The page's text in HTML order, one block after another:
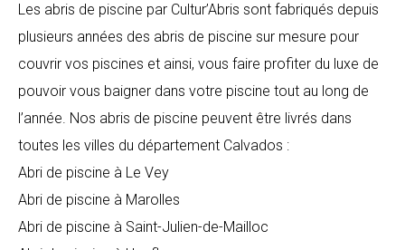
Les abris de piscine par Cultur’Abris sont fabriqués depuis
plusieurs années des abris de piscine sur mesure pour
couvrir vos piscines et ainsi, vous faire profiter du luxe de
pouvoir vous baigner dans votre piscine tout au long de
l’année. Nos abris de piscine peuvent être livrés dans
toutes les villes du département Calvados :
Abri de piscine à Le Vey
Abri de piscine à Marolles
Abri de piscine à Saint-Julien-de-Mailloc